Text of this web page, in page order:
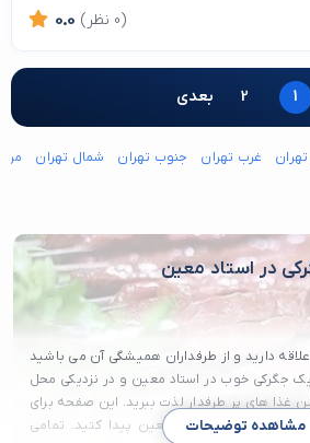
0.0 (0 نظر)
1
2 بعدی
غرب تهران جنوب تهران شمال تهران
در استاد معین
دارید و از طرفداران همیشگی آن می باشید
جگرکی خوب در استاد معین و در نزدیکی محل
غذا های پر طرفدار لذت ببرید. این صفحه برای
خوب در استاد معین پیدا کتید. تمامی
مشاهده توضیحات